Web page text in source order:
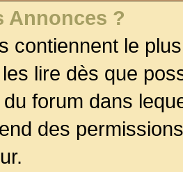
Annonces ?
contiennent le
lire dès que
forum dans
des